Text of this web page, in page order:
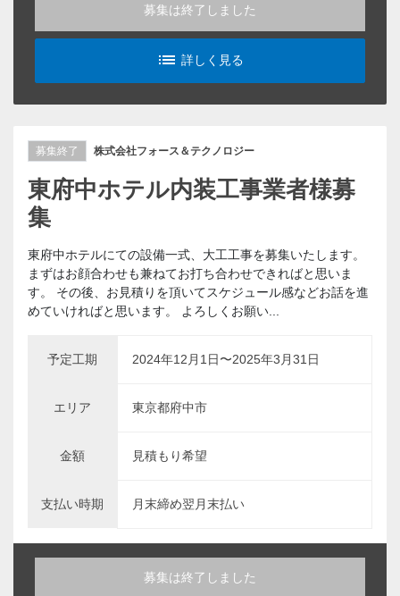
募集は終了しました
list_alt
詳しく見る
募集終了 株式会社フォース＆テクノロジー
東府中ホテル内装工事業者様募
集
東府中ホテルにての設備一式、大工工事を募集いたします。
まずはお顔合わせも兼ねてお打ち合わせできればと思いま
す。 その後、お見積りを頂いてスケジュール感などお話を進
めていければと思います。 よろしくお願い...
予定工期 2024年12月1日〜2025年3月31日
エリア 東京都府中市
金額 見積もり希望
支払い時期 月末締め翌月末払い
募集は終了しました